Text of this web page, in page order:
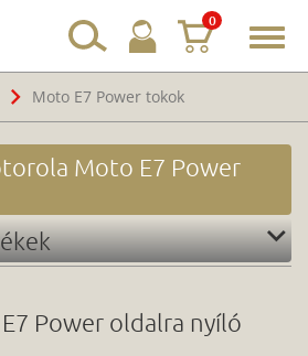
0
Moto E7 Power tokok
Moto E7 Power
Power oldalra nyíló